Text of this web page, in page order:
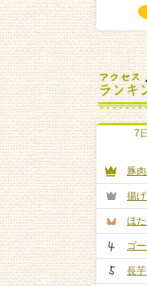
7
豚
揚
ほ
ゴ
長